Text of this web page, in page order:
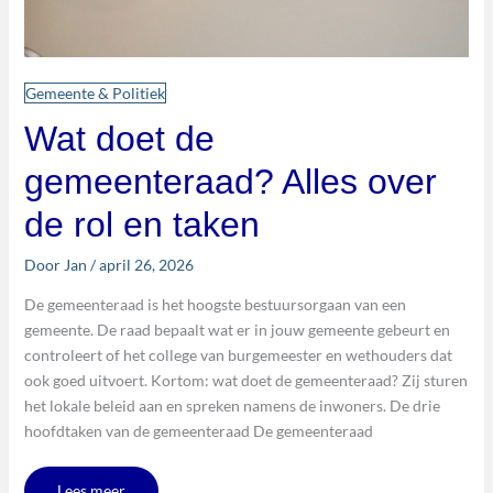
Gemeente & Politiek
Wat doet de
gemeenteraad? Alles over
de rol en taken
Door Jan /april 26, 2026
De gemeenteraad is het hoogste bestuursorgaan van een
gemeente. De raad bepaalt wat er in jouw gemeente gebeurt en
controleert of het college van burgemeester en wethouders dat
ook goed uitvoert. Kortom: wat doet de gemeenteraad? Zij sturen
het lokale beleid aan en spreken namens de inwoners. De drie
hoofdtaken van de gemeenteraad De gemeenteraad